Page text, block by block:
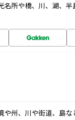
名所や橋、川、湖、
や州、川や街道、島